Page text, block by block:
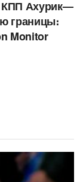
КПП Ахурик—
границы։
Monitor